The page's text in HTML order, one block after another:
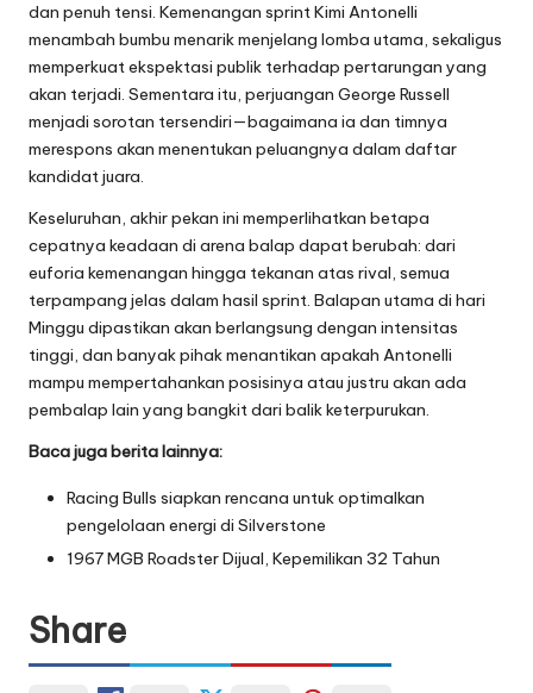
dan penuh tensi. Kemenangan sprint Kimi Antonelli
menambah bumbu menarik menjelang lomba utama, sekaligus
memperkuat ekspektasi publik terhadap pertarungan yang
akan terjadi. Sementara itu, perjuangan George Russell
menjadi sorotan tersendiri—bagaimana ia dan timnya
merespons akan menentukan peluangnya dalam daftar
kandidat juara.
Keseluruhan, akhir pekan ini memperlihatkan betapa
cepatnya keadaan di arena balap dapat berubah: dari
euforia kemenangan hingga tekanan atas rival, semua
terpampang jelas dalam hasil sprint. Balapan utama di hari
Minggu dipastikan akan berlangsung dengan intensitas
tinggi, dan banyak pihak menantikan apakah Antonelli
mampu mempertahankan posisinya atau justru akan ada
pembalap lain yang bangkit dari balik keterpurukan.
Baca juga berita lainnya:
Racing Bulls siapkan rencana untuk optimalkan
pengelolaan energi di Silverstone
1967 MGB Roadster Dijual, Kepemilikan 32 Tahun
Share